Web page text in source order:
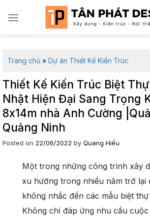
Trang chủ » Dự án Thiết Kế Kiến Trúc
Thiết Kế Kiến Trúc Biệt
Nhật Hiện Đại Sang Trọng
8x14m nhà Anh Cường
Quảng Ninh
Posted on 22/06/2022 by Quang Hiếu
Một trong những công trình xây
xu hướng trong nhiều năm trở lại
không nhắc đến các mẫu biệt
Không chỉ đáp ứng nhu cầu